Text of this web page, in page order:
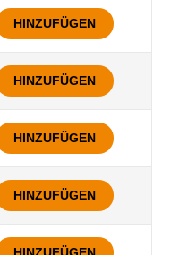
HINZUFÜGEN
HINZUFÜGEN
HINZUFÜGEN
HINZUFÜGEN